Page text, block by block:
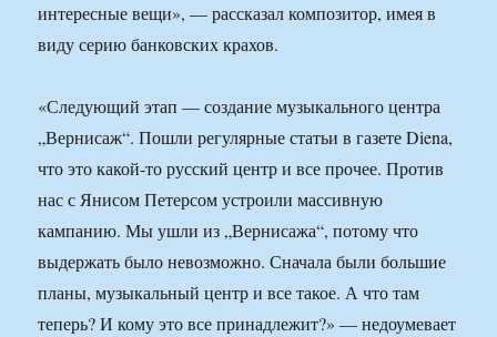
интересные вещи», — рассказал композитор, имея в
виду серию банковских крахов.
«Следующий этап — создание музыкального центра
„Вернисаж“. Пошли регулярные статьи в газете Diena,
что это какой-то русский центр и все прочее. Против
нас с Янисом Петерсом устроили массивную
кампанию. Мы ушли из „Вернисажа“, потому что
выдержать было невозможно. Сначала были большие
планы, музыкальный центр и все такое. А что там
теперь? И кому это все принадлежит?» — недоумевает